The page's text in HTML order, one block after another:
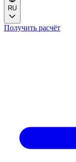
RU
Получить расчёт